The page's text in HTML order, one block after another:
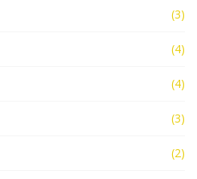
(3)
(4)
(4)
(3)
(2)